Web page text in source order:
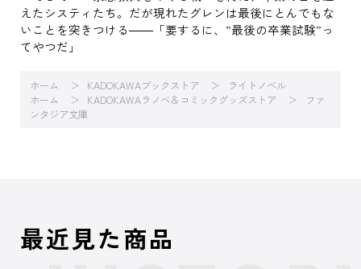
えたシスティたち。だが現れたグレンは最後にとんでもな
いことを突きつける――「要するに、”最後の卒業試験”っ
てやつだ」
ホーム KADOKAWAブックストア
ライトノベル
ホーム
KADOKAWAラノベ＆コミックグッズストア
ファ
ンタジア文庫
最近見た商品